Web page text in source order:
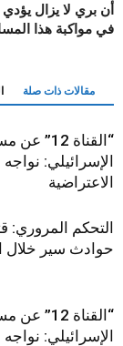
أن بري لا يزال
في مواكبة هذا
مقالات ذات صلة
“القناة
الإسرائيلي:
الاعتراضية
حوادث سير خلال الـ 24 ساعة
“القناة
الإسرائيلي: